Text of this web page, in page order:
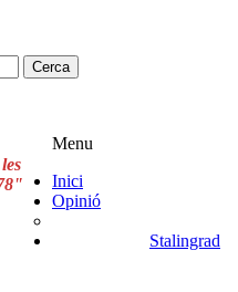
Cerca
Menu
Inici
Opinió
Stalingrad